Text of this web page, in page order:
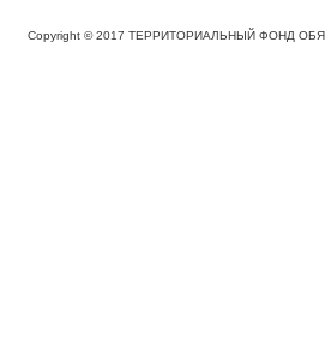
Copyright © 2017 ТЕРРИТОРИАЛЬНЫЙ ФОНД